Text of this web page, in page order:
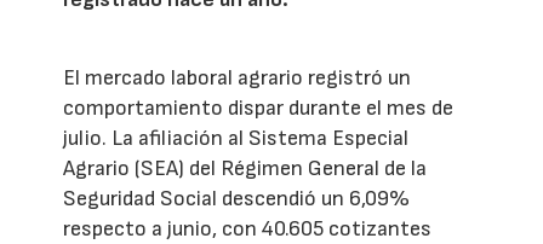
El mercado laboral agrario registró un
comportamiento dispar durante el mes de
julio. La afiliación al Sistema Especial
Agrario (SEA) del Régimen General de la
Seguridad Social descendió un 6,09%
respecto a junio, con 40.605 cotizantes